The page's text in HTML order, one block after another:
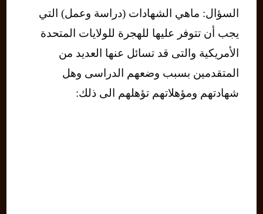
السؤال: ماهي الشهادات (دراسة وعمل) التي
يجب أن تتوفر عليها للهجرة للولايات المتحدة
الأمريكية والتى قد تسائل عنها العديد من
المتقدمين بسبب وضعهم الدراسى وهل
شهادتهم ومؤهلاتهم تؤهلهم الى ذلك: